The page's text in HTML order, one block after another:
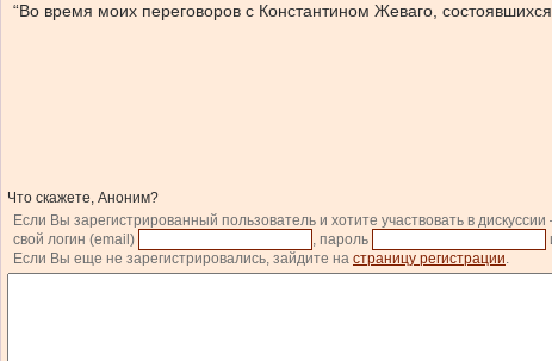
“Во время моих переговоров с Константином Жеваго,
Что скажете, Аноним?
Если Вы зарегистрированный пользователь и хотите участвовать в
свой логин (email)
, пароль
Если Вы еще не зарегистрировались, зайдите на страницу регистрации.